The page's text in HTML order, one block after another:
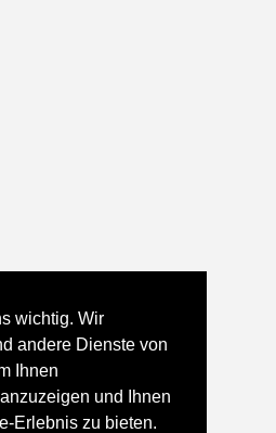
wichtig. Wir
andere Dienste von
Ihnen
und Ihnen
Erlebnis zu bieten.